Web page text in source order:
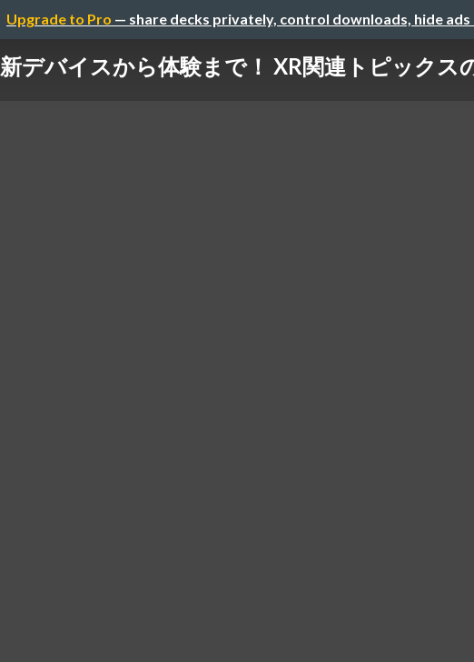
Upgrade to Pro — share decks privately, control downloads, hide
新デバイスから体験まで！ XR関連トピックス